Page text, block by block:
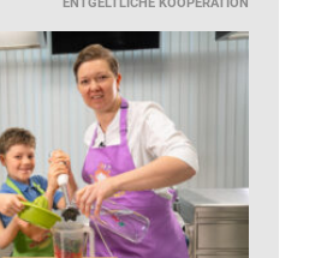
ENTGELTLICHE KOOPERATION